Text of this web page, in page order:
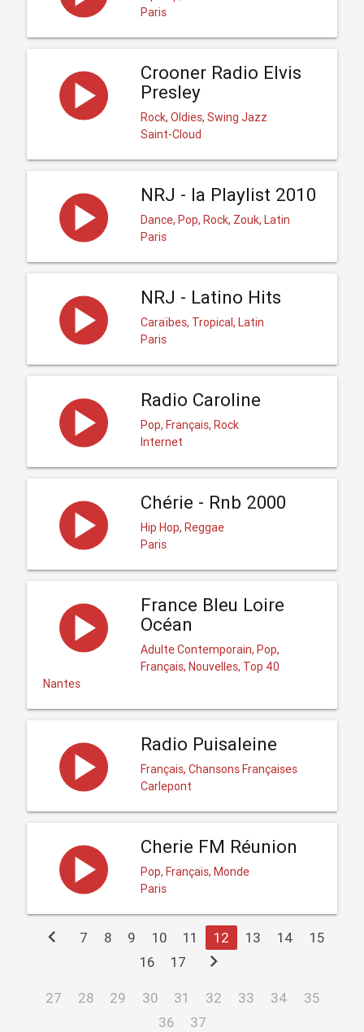
Paris
Crooner Radio Elvis
Presley
Rock, Oldies, Swing Jazz
Saint-Cloud
NRJ - la Playlist 2010
Dance, Pop, Rock, Zouk, Latin
Paris
NRJ - Latino Hits
Caraïbes, Tropical, Latin
Paris
Radio Caroline
Pop, Français, Rock
Internet
Chérie - Rnb 2000
Hip Hop, Reggae
Paris
France Bleu Loire
Océan
Adulte Contemporain, Pop,
Français, Nouvelles, Top 40
Nantes
Radio Puisaleine
Français, Chansons Françaises
Carlepont
Cherie FM Réunion
Pop, Français, Monde
Paris
chevron_left 7 8 9 10 11 12 13 14
15
16
17 chevron_right
27 28 29 30 31 32 33 34
35
36
37